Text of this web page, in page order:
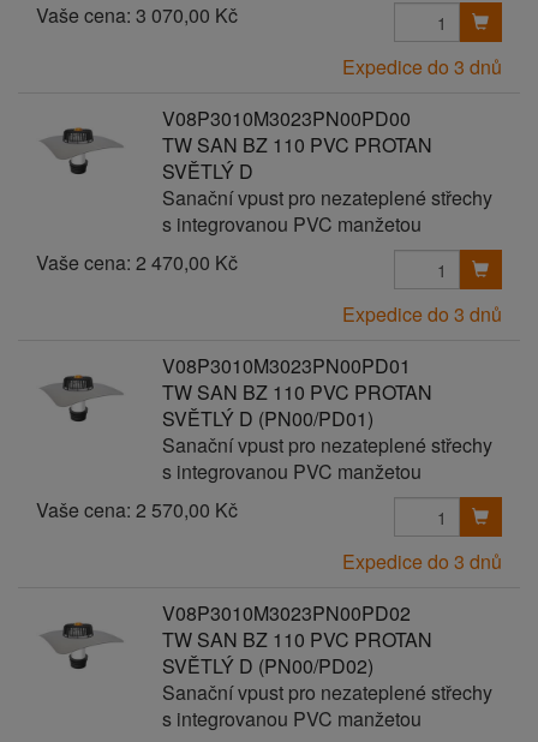
Vaše cena: 3 070,00 Kč
Expedice do 3 dnů
V08P3010M3023PN00PD00
TW SAN BZ 110 PVC PROTAN
SVĚTLÝ D
Sanační vpust pro nezateplené střechy
s integrovanou PVC manžetou
Vaše cena: 2 470,00 Kč
Expedice do 3 dnů
V08P3010M3023PN00PD01
TW SAN BZ 110 PVC PROTAN
SVĚTLÝ D (PN00/PD01)
Sanační vpust pro nezateplené střechy
s integrovanou PVC manžetou
Vaše cena: 2 570,00 Kč
Expedice do 3 dnů
V08P3010M3023PN00PD02
TW SAN BZ 110 PVC PROTAN
SVĚTLÝ D (PN00/PD02)
Sanační vpust pro nezateplené střechy
s integrovanou PVC manžetou